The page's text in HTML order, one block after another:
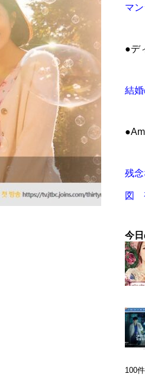
マ
●デ
結
残
図
今
100